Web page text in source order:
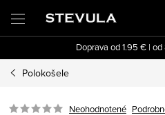
obsah
Doprava od 1.95 € |
Polokošele
Neohodnotené